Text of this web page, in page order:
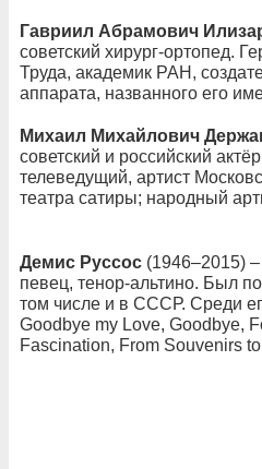
Гавриил Абрамович
советский хирург-ортопед.
Труда, академик РАН,
аппарата, названного его
Михаил Михайлович
советский и российский
телеведущий, артист
театра сатиры; народный
Демис Руссос (1946–2015)
певец, тенор-альтино. Был
том числе и в СССР. Среди
Goodbye my Love, Goodbye,
Fascination, From Souvenirs